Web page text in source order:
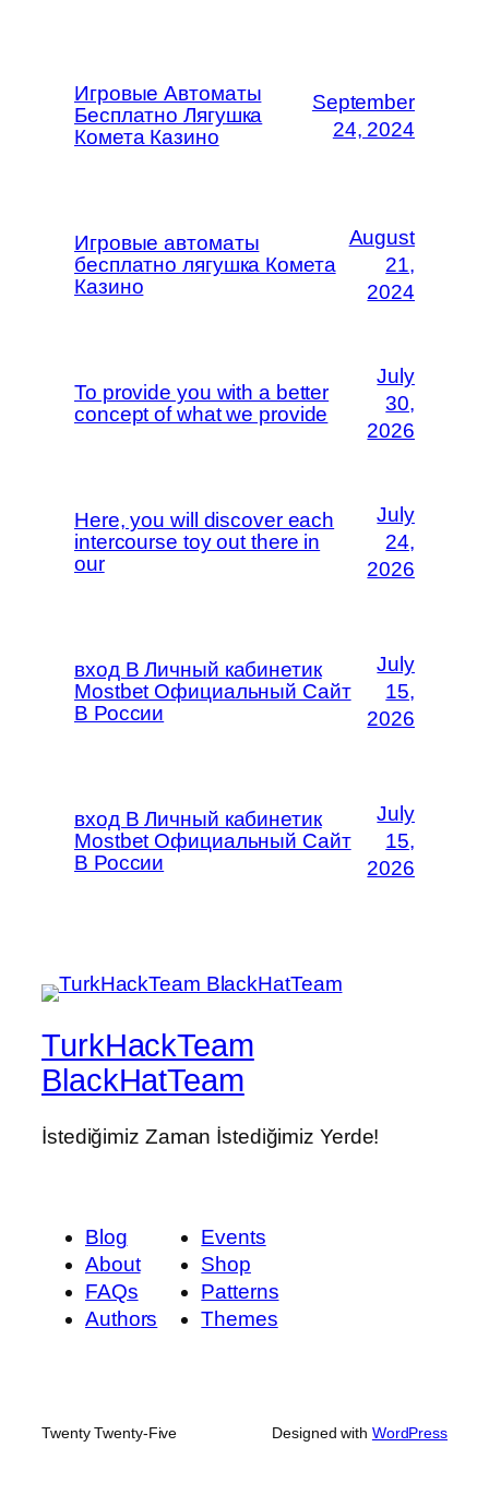
Игровые Автоматы
Бесплатно Лягушка
Комета Казино
September
24, 2024
Игровые автоматы
бесплатно лягушка Комета
Казино
August
21,
2024
To provide you with a better
concept of what we provide
July
30,
2026
Here, you will discover each
intercourse toy out there in
our
July
24,
2026
вход В Личный кабинетик
Mostbet Официальный Сайт
В России
July
15,
2026
вход В Личный кабинетик
Mostbet Официальный Сайт
В России
July
15,
2026
TurkHackTeam
BlackHatTeam
İstediğimiz Zaman İstediğimiz Yerde!
Blog
About
FAQs
Authors
Events
Shop
Patterns
Themes
Twenty Twenty-Five Designed with WordPress